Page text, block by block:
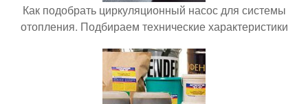
Как подобрать циркуляционный насос для системы
отопления. Подбираем технические характеристики